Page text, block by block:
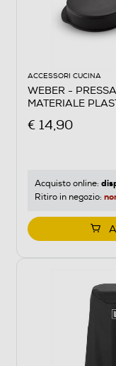
ACCESSORI CUCINA
WEBER -
MATERIALE
€ 14,90
Acquisto online:
Ritiro in negozio: